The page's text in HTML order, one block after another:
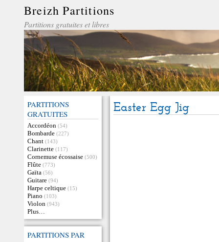
Breizh Partitions
Partitions gratuites et libres
PARTITIONS
GRATUITES
Accordéon (54)
Bombarde (227)
Chant (143)
Clarinette (117)
Cornemuse écossaise (500)
Flûte (773)
Gaïta (56)
Guitare (94)
Harpe celtique (15)
Piano (103)
Violon (943)
Plus…
PARTITIONS PAR
Easter Egg Jig